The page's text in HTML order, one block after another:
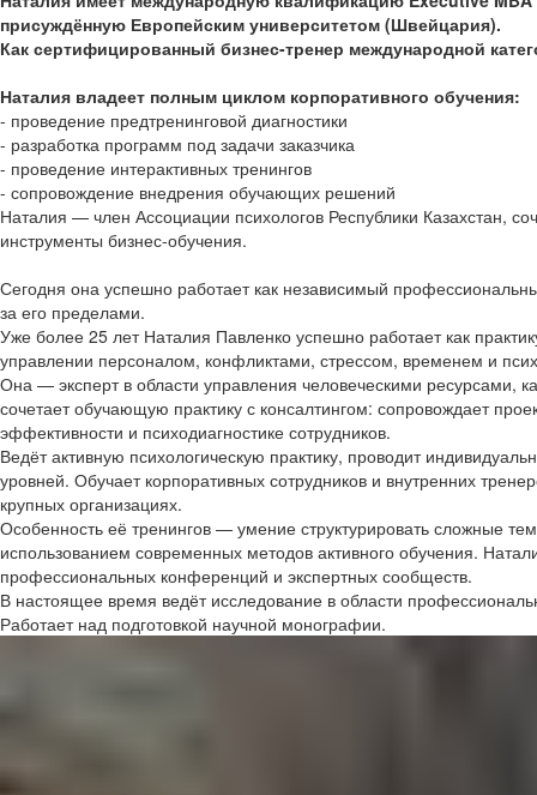
присуждённую Европейским университетом (Швейцария).
Как сертифицированный бизнес-тренер международной
Наталия владеет полным циклом корпоративного обучения:
- проведение предтренинговой диагностики
- разработка программ под задачи заказчика
- проведение интерактивных тренингов
- сопровождение внедрения обучающих решений
Наталия — член Ассоциации психологов Республики Казахстан,
инструменты бизнес-обучения.
Сегодня она успешно работает как независимый
за его пределами.
Уже более 25 лет Наталия Павленко успешно работает как
управлении персоналом, конфликтами, стрессом, временем и
Она — эксперт в области управления человеческими ресурсами,
сочетает обучающую практику с консалтингом: сопровождает
эффективности и психодиагностике сотрудников.
Ведёт активную психологическую практику, проводит
уровней. Обучает корпоративных сотрудников и внутренних
крупных организациях.
Особенность её тренингов — умение структурировать сложные
использованием современных методов активного обучения.
профессиональных конференций и экспертных сообществ.
В настоящее время ведёт исследование в области
Работает над подготовкой научной монографии.